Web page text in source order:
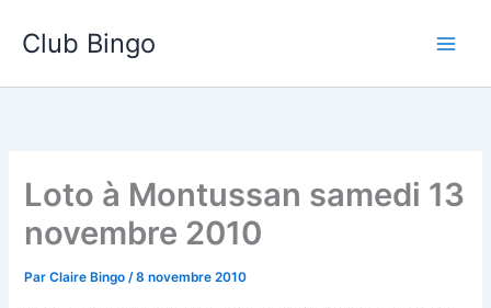
Club Bingo
Loto à Montussan samedi 13
novembre 2010
ParClaire Bingo/8 novembre 2010